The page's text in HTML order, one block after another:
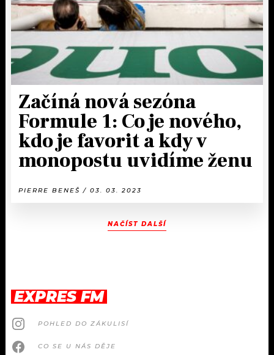
Začíná nová sezóna
Formule 1: Co je nového,
kdo je favorit a kdy v
monopostu uvidíme ženu
PIERRE BENEŠ / 03. 03. 2023
NAČÍST DALŠÍ
EXPRES FM
POHLED DO ZÁKULISÍ
CO SE U NÁS DĚJE